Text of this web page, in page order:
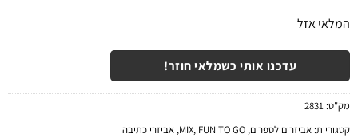
המלאי אזל
עדכנו אותי כשמלאי חוזר!
מק"ט:2831
קטגוריות:אביזרים לספרים,
MIX ,FUN TO GO
,אביזרי כתיבה